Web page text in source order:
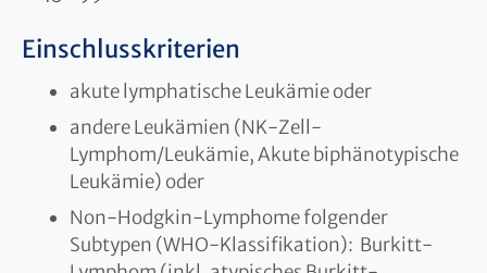
Einschlusskriterien
akute lymphatische Leukämie oder
andere Leukämien (NK-Zell-
Lymphom/Leukämie, Akute biphänotypische
Leukämie) oder
Non-Hodgkin-Lymphome folgender
Subtypen (WHO-Klassifikation): Burkitt-